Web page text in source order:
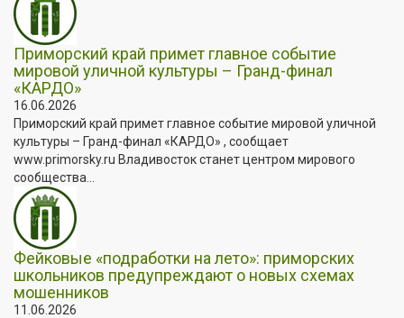
Приморский край примет главное событие
мировой уличной культуры – Гранд-финал
«КАРДО»
16.06.2026
Приморский край примет главное событие мировой уличной
культуры – Гранд-финал «КАРДО» , сообщает
www.primorsky.ru Владивосток станет центром мирового
сообщества...
Фейковые «подработки на лето»: приморских
школьников предупреждают о новых схемах
мошенников
11.06.2026